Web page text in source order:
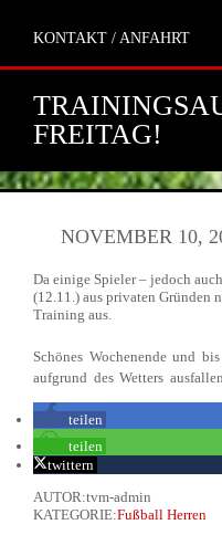
KONTAKT / ANFAHRT
FREITAG!
NOVEMBER 10,
Da einige Spieler – jedoch
(12.11.) aus privaten Gründen
Training aus.
Schönes Wochenende und
aufgrund des Wetters
teilen
teilen
twittern
AUTOR:tvm-admin
KATEGORIE:Fußball Herren